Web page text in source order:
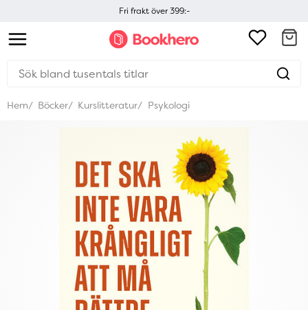
Fri frakt över 399:-
Hem Böcker Kurslitteratur Psykologi